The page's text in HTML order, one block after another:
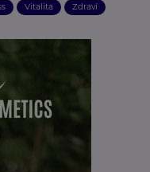
Vitalita Zdraví